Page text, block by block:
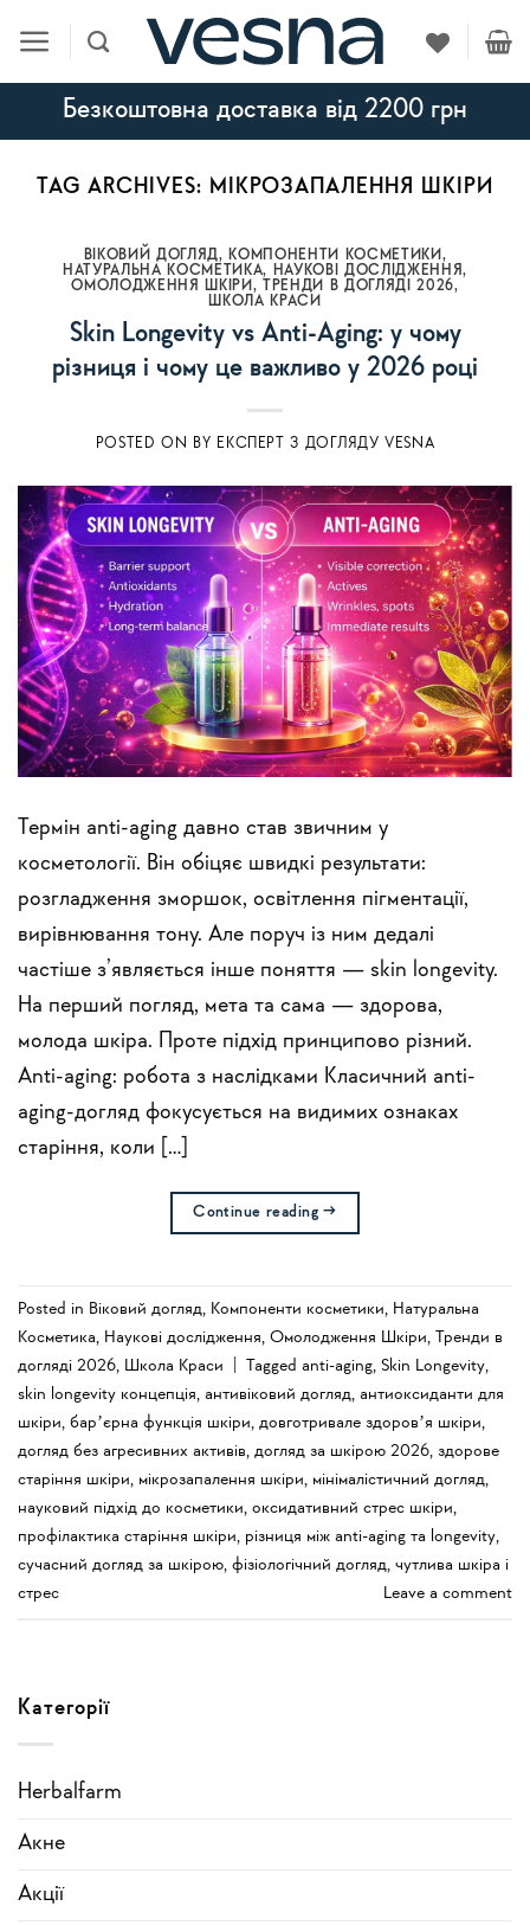
content
Безкоштовна доставка від 2200 грн
TAG ARCHIVES: МІКРОЗАПАЛЕННЯ ШКІРИ
ВІКОВИЙ ДОГЛЯД, КОМПОНЕНТИ КОСМЕТИКИ ,
НАТУРАЛЬНА КОСМЕТИКА, НАУКОВІ ДОСЛІДЖЕННЯ,
ОМОЛОДЖЕННЯ ШКІРИ , ТРЕНДИ В ДОГЛЯДІ 2026,
ШКОЛА КРАСИ
Skin Longevity vs Anti-Aging: у чому
різниця і чому це важливо у 2026 році
POSTED ON BY ЕКСПЕРТ З ДОГЛЯДУ VESNA
Термін anti-aging давно став звичним у
косметології. Він обіцяє швидкі результати:
розгладження зморшок, освітлення пігментації,
вирівнювання тону. Але поруч із ним дедалі
частіше з’являється інше поняття — skin longevity.
На перший погляд, мета та сама — здорова,
молода шкіра. Проте підхід принципово різний.
Anti-aging: робота з наслідками Класичний anti-
aging-догляд фокусується на видимих ознаках
старіння, коли […]
Continue reading→
Posted in Віковий догляд, Компоненти косметики, Натуральна
Косметика, Наукові дослідження, Омолодження Шкіри, Тренди в
догляді 2026, Школа Краси Tagged anti-aging, Skin Longevity,
skin longevity концепція, антивіковий догляд, антиоксиданти для
шкіри, барʼєрна функція шкіри, довготривале здоровʼя шкіри,
догляд без агресивних активів, догляд за шкірою 2026, здорове
старіння шкіри, мікрозапалення шкіри, мінімалістичний догляд,
науковий підхід до косметики, оксидативний стрес шкіри,
профілактика старіння шкіри, різниця між anti-aging та longevity,
сучасний догляд за шкірою, фізіологічний догляд, чутлива шкіра і
стрес
Leave a comment
Категорії
Herbalfarm
Акне
Акції